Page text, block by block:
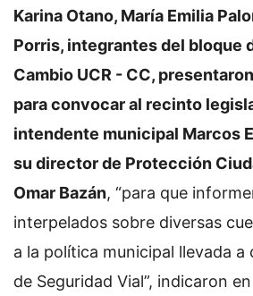
Karina Otano, María Emilia
Porris, integrantes del bloque
Cambio UCR - CC,
para convocar al recinto
intendente municipal Marcos
su director de Protección
Omar Bazán, “para que
interpelados sobre diversas
a la política municipal llevada a
de Seguridad Vial”, indicaron